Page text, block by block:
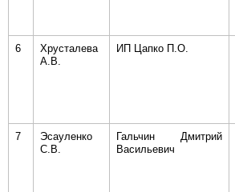
6
Хрусталева
А.В.
ИП Цапко П.О.
7
Эсауленко
С.В.
Гальчин Дмитрий
Васильевич